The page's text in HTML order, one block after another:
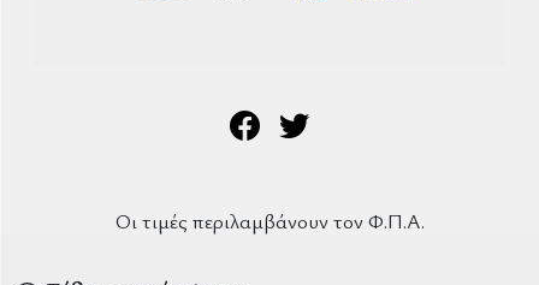
Οι τιμές περιλαμβάνουν τον Φ.Π.Α.